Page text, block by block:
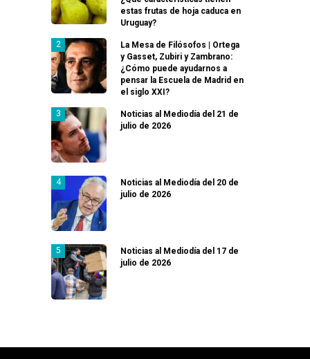
estas frutas de hoja caduca en
Uruguay?
La Mesa de Filósofos | Ortega
y Gasset, Zubiri y Zambrano:
¿Cómo puede ayudarnos a
pensar la Escuela de Madrid en
el siglo XXI?
Noticias al Mediodía del 21 de
julio de 2026
Noticias al Mediodía del 20 de
julio de 2026
Noticias al Mediodía del 17 de
julio de 2026